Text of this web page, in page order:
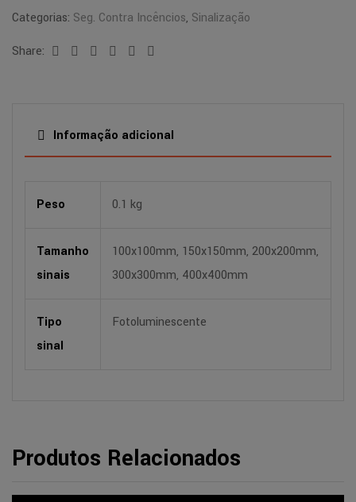
Categorias: Seg. Contra Incêncios, Sinalização
Share:
Facebook
TwitterLinkedinGoogle+Pinterest
Informação adicional
Peso 0.1 kg
Tamanho
sinais
100x100mm, 150x150mm, 200x200mm,
300x300mm, 400x400mm
Tipo
sinal
Fotoluminescente
Produtos Relacionados